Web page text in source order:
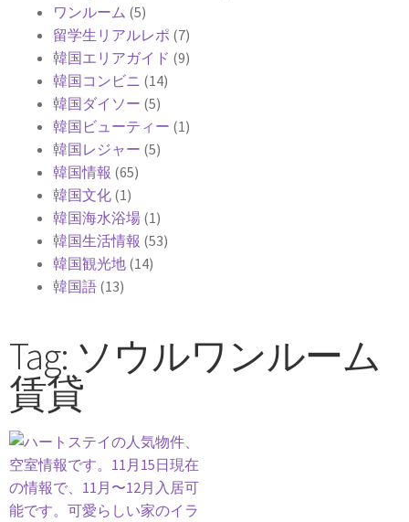
ワンルーム (5)
留学生リアルレポ (7)
韓国エリアガイド (9)
韓国コンビニ (14)
韓国ダイソー (5)
韓国ビューティー (1)
韓国レジャー (5)
韓国情報 (65)
韓国文化 (1)
韓国海水浴場 (1)
韓国生活情報 (53)
韓国観光地 (14)
韓国語 (13)
Tag: ソウルワンルーム
賃貸